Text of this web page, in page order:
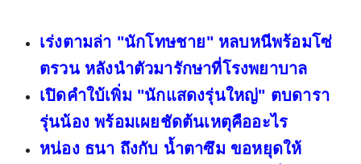
เร่งตามล่า "นักโทษชาย" หลบหนีพร้อมโซ่
ตรวน หลังนำตัวมารักษาที่โรงพยาบาล
เปิดคำใบ้เพิ่ม "นักแสดงรุ่นใหญ่" ตบดารา
รุ่นน้อง พร้อมเผยชัดต้นเหตุคืออะไร
หน่อง ธนา ถึงกับ น้ำตาซึม ขอหยุดให้